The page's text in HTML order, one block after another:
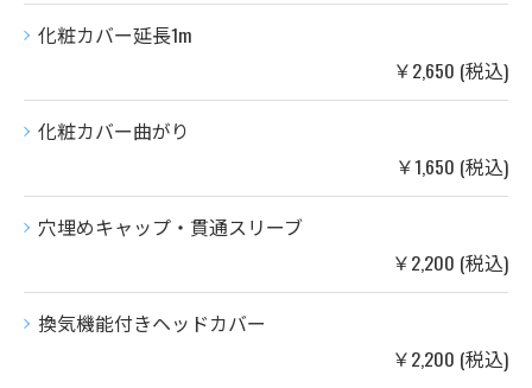
化粧カバー延長1m
￥2,650 (税込)
化粧カバー曲がり
￥1,650 (税込)
穴埋めキャップ・貫通スリーブ
￥2,200 (税込)
換気機能付きヘッドカバー
￥2,200 (税込)